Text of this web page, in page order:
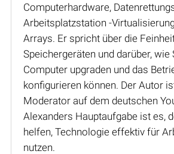
Computerhardware,
Arbeitsplatzstation -
Arrays. Er spricht über die
Speichergeräten und darüber, wie
Computer upgraden und das
konfigurieren können. Der Autor
Moderator auf dem deutschen
Alexanders Hauptaufgabe ist es,
helfen, Technologie effektiv für
nutzen.